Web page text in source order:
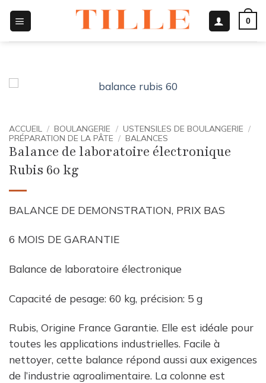
contenu
0
ACCUEIL / BOULANGERIE / USTENSILES DE BOULANGERIE /
PRÉPARATION DE LA PÂTE / BALANCES
Balance de laboratoire électronique
Rubis 60 kg
BALANCE DE DEMONSTRATION, PRIX BAS
6 MOIS DE GARANTIE
Balance de laboratoire électronique
Capacité de pesage: 60 kg, précision: 5 g
Rubis, Origine France Garantie. Elle est idéale pour
toutes les applications industrielles. Facile à
nettoyer, cette balance répond aussi aux exigences
de l’industrie agroalimentaire. La colonne est